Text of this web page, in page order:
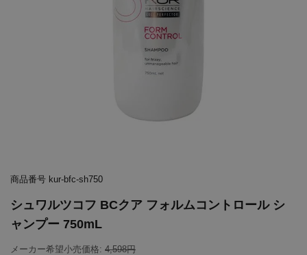
商品番号 kur-bfc-sh750
シュワルツコフ BCクア フォルムコントロール シ
ャンプー 750mL
メーカー希望小売価格: 4,598